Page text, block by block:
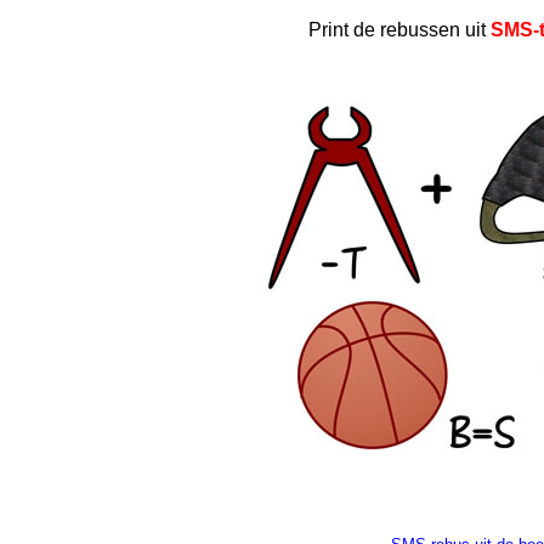
Print de rebussen uitSMS-